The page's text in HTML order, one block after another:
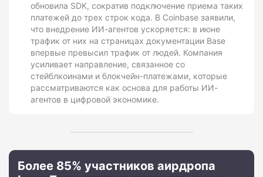
обновила SDK, сократив подключение приема таких
платежей до трех строк кода. В Coinbase заявили,
что внедрение ИИ-агентов ускоряется: в июне
трафик от них на страницах документации Base
впервые превысил трафик от людей. Компания
усиливает направление, связанное со
стейблкоинами и блокчейн-платежами, которые
рассматриваются как основа для работы ИИ-
агентов в цифровой экономике.
Более 85% участников аирдропа